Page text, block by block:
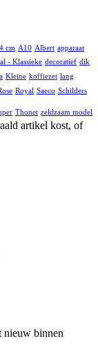
cm A10 Albert apparaat
- Klassieke decoratief dik
Kleine koffiezet lang
Royal Saeco Schilders
Thonet zeldzaam model
artikel kost, of
nieuw binnen